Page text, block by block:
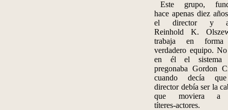
Este grupo,
hace apenas diez
el director y
Reinhold K.
trabaja en
verdadero equipo.
en él el sistema
pregonaba Gordon
cuando decía
director debía ser la
que moviera a
títeres‑actores.